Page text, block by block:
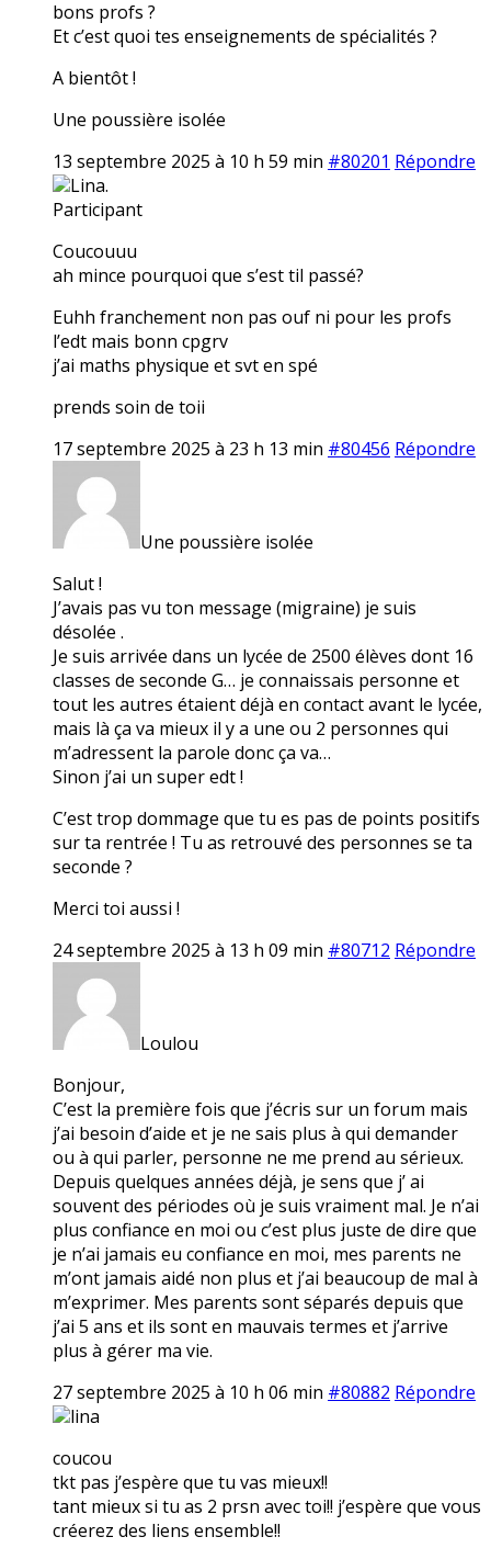
bons profs ?
Et c’est quoi tes enseignements de spécialités ?
A bientôt !
Une poussière isolée
13 septembre 2025 à 10 h 59 min #80201 Répondre
Lina.
Participant
Coucouuu
ah mince pourquoi que s’est til passé?
Euhh franchement non pas ouf ni pour les profs
l’edt mais bonn cpgrv
j’ai maths physique et svt en spé
prends soin de toii
17 septembre 2025 à 23 h 13 min #80456 Répondre
Une poussière isolée
Salut !
J’avais pas vu ton message (migraine) je suis
désolée .
Je suis arrivée dans un lycée de 2500 élèves dont 16
classes de seconde G… je connaissais personne et
tout les autres étaient déjà en contact avant le lycée,
mais là ça va mieux il y a une ou 2 personnes qui
m’adressent la parole donc ça va…
Sinon j’ai un super edt !
C’est trop dommage que tu es pas de points positifs
sur ta rentrée ! Tu as retrouvé des personnes se ta
seconde ?
Merci toi aussi !
24 septembre 2025 à 13 h 09 min #80712 Répondre
Loulou
Bonjour,
C’est la première fois que j’écris sur un forum mais
j’ai besoin d’aide et je ne sais plus à qui demander
ou à qui parler, personne ne me prend au sérieux.
Depuis quelques années déjà, je sens que j’ ai
souvent des périodes où je suis vraiment mal. Je n’ai
plus confiance en moi ou c’est plus juste de dire que
je n’ai jamais eu confiance en moi, mes parents ne
m’ont jamais aidé non plus et j’ai beaucoup de mal à
m’exprimer. Mes parents sont séparés depuis que
j’ai 5 ans et ils sont en mauvais termes et j’arrive
plus à gérer ma vie.
27 septembre 2025 à 10 h 06 min #80882 Répondre
lina
coucou
tkt pas j’espère que tu vas mieux!!
tant mieux si tu as 2 prsn avec toi!! j’espère que vous
créerez des liens ensemble!!